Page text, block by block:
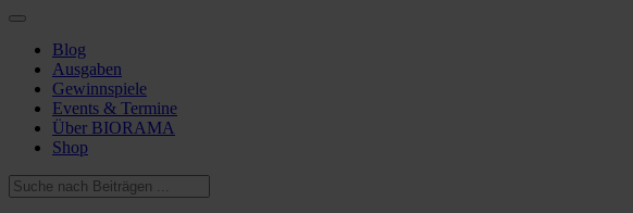
Blog
Ausgaben
Gewinnspiele
Events & Termine
Über BIORAMA
Shop